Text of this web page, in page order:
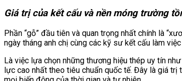
Giá trị của kết cấu và nền móng trường
Phần “gỗ” đầu tiên và quan trọng nhất chính là
ngày tháng anh chị cùng các kỹ sư kết cấu làm
Là việc lựa chọn những thương hiệu thép uy tín
lực cao nhất theo tiêu chuẩn quốc tế. Đây là giá